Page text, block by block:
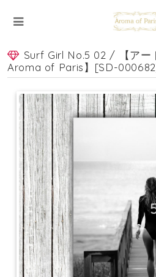
Surf Girl No.5 02 / 【アー
Aroma of Paris】[SD-